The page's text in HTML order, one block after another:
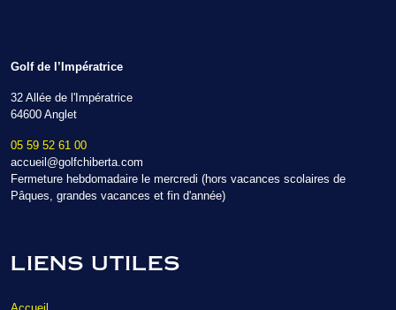
Golf de l’Impératrice
32 Allée de l'Impératrice
64600 Anglet
05 59 52 61 00
accueil@golfchiberta.com
Fermeture hebdomadaire le mercredi (hors vacances scolaires de
Pâques, grandes vacances et fin d'année)
LIENS UTILES